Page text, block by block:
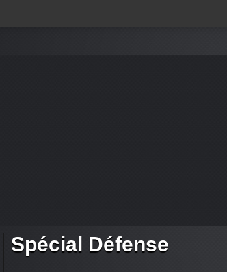
Spécial Défense